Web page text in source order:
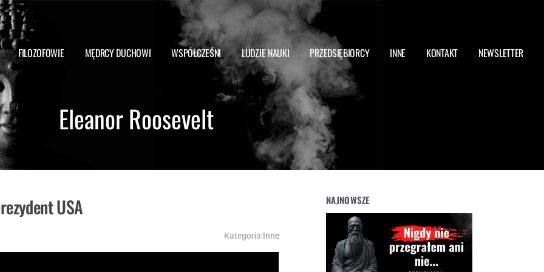
FILOZOFOWIE MĘDRCY DUCHOWI WSPÓŁCZEŚNI LUDZIE NAUKI PRZEDSIĘBIORCY INNE KONTAKT NEWSLETTER
Eleanor Roosevelt
USA
Kategoria:Inne
NAJNOWSZE